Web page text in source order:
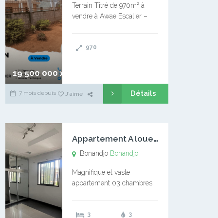
19 500 000 xaf
Terrain Titré de 970m² à
vendre à Awae Escalier –
l’Université Catholique –
970
7 mois depuis J'aime Détails
A
ppartement A louer Bonandjo
Bonandjo Bonandjo
Magnifique et vaste
appartement 03 chambres
douches 01 vaste salon 01
3
3